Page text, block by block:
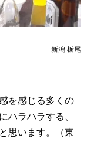
新潟 栃尾
を感じる多くの
ハラハラする、
思います。（東